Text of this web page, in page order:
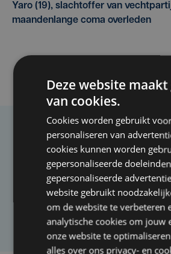
Yaro (19), slachtoffer van
maandenlange coma overleden
Taalfout
Heb je een taal- of schrijffout
artikel?
Laat het ons
Deze website
van cookies.
Cookies worden gebruikt
personaliseren van
cookies kunnen worden
gepersonaliseerde
gepersonaliseerde
website gebruikt
om de website te verbeteren
analytische cookies om jouw
onze website te
alles over ons privacy- en